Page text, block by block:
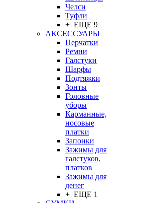
Челси
Туфли
+ ЕЩЕ 9
АКСЕССУАРЫ
Перчатки
Ремни
Галстуки
Шарфы
Подтяжки
Зонты
Головные
уборы
Карманные,
носовые
платки
Запонки
Зажимы для
галстуков,
платков
Зажимы для
денег
+ ЕЩЕ 1